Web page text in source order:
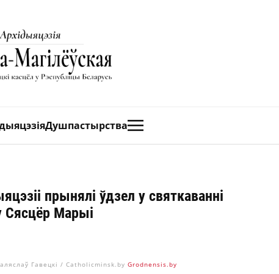
Душпастырства
прынялі ўдзел у святкаванні
Сясцёр Марыі
Гавецкі / Catholicminsk.by Grodnensis.by